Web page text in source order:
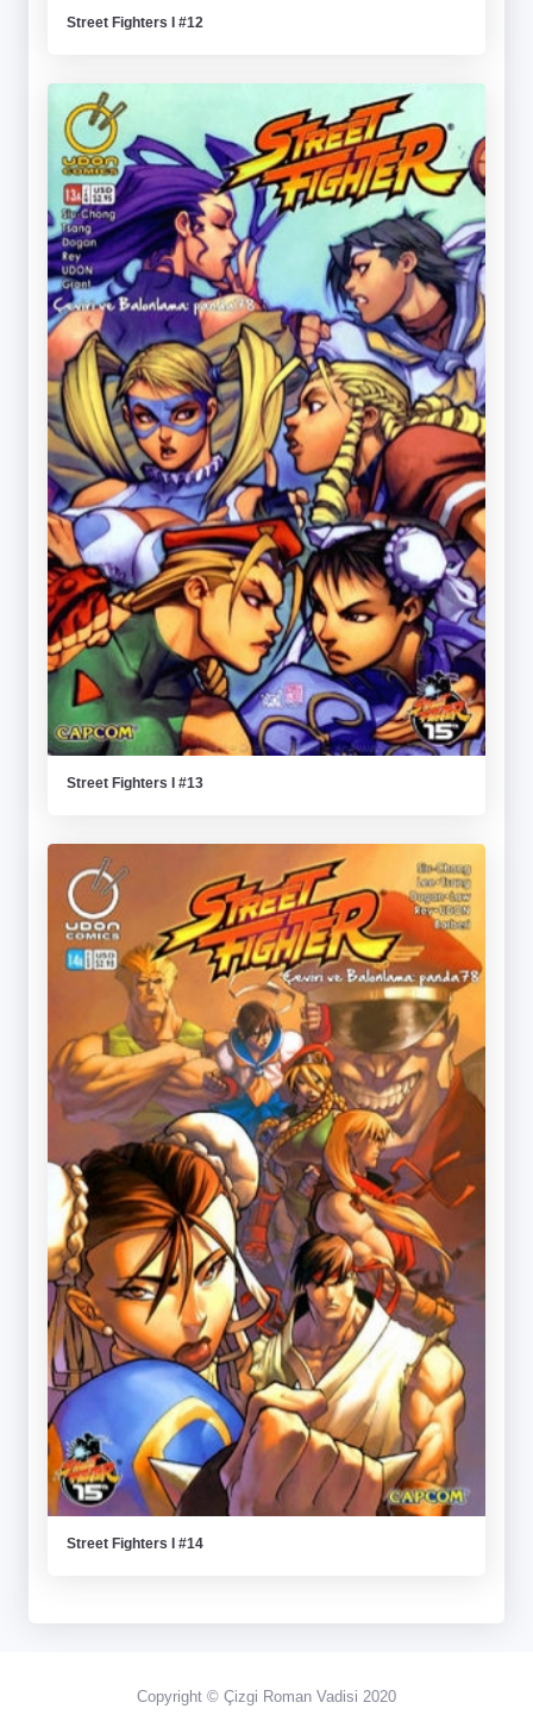
Street Fighters I #12
Street Fighters I #13
Street Fighters I #14
Copyright © Çizgi Roman Vadisi 2020